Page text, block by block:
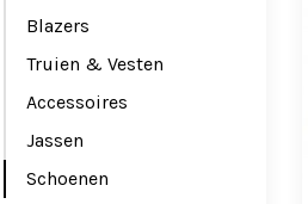
Blazers
Truien & Vesten
Accessoires
Jassen
Schoenen